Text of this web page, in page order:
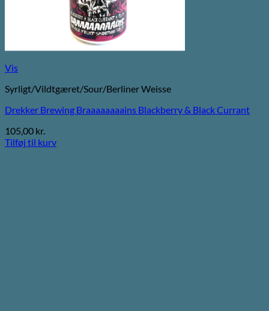
Vis
Syrligt/Vildtgæret/Sour/Berliner Weisse
Drekker Brewing Braaaaaaaains Blackberry & Black Currant
105,00 kr.
Tilføj til kurv